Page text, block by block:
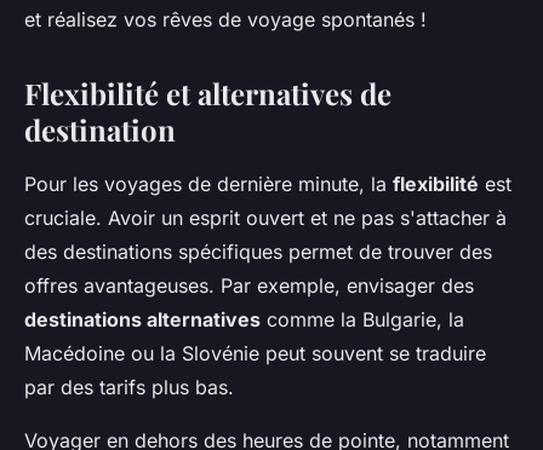
et réalisez vos rêves de voyage spontanés !
Flexibilité et alternatives de
destination
Pour les voyages de dernière minute, la flexibilité est
cruciale. Avoir un esprit ouvert et ne pas s'attacher à
des destinations spécifiques permet de trouver des
offres avantageuses. Par exemple, envisager des
destinations alternatives comme la Bulgarie, la
Macédoine ou la Slovénie peut souvent se traduire
par des tarifs plus bas.
Voyager en dehors des heures de pointe, notamment